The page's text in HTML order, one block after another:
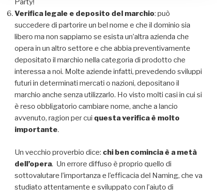
Party!
Verifica legale e deposito del marchio: può
succedere di partorire un bel nome e che il dominio sia
libero ma non sappiamo se esista un’altra azienda che
opera in un altro settore e che abbia preventivamente
depositato il marchio nella categoria di prodotto che
interessa a noi. Molte aziende infatti, prevedendo sviluppi
futuri in determinati mercati o nazioni, depositano il
marchio anche senza utilizzarlo. Ho visto molti casi in cui si
è reso obbligatorio cambiare nome, anche a lancio
avvenuto, ragion per cui questa verifica è molto
importante.
Un vecchio proverbio dice: chi ben comincia è a metà
dell’opera. Un errore diffuso è proprio quello di
sottovalutare l’importanza e l’efficacia del Naming, che va
studiato attentamente e sviluppato con l’aiuto di